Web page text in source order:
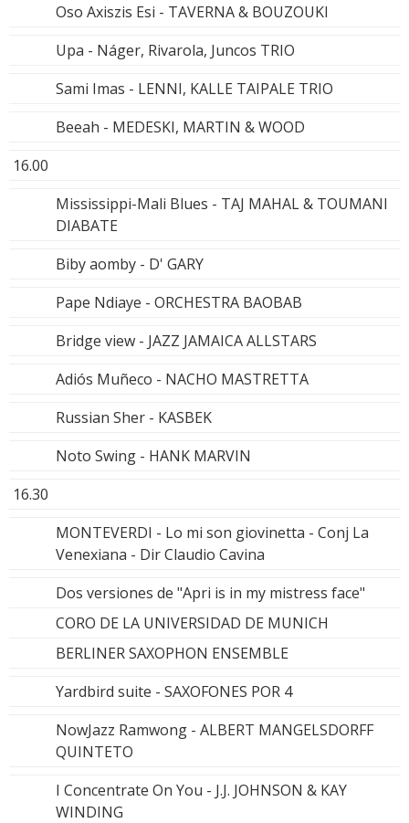
Oso Axiszis Esi - TAVERNA & BOUZOUKI
Upa - Náger, Rivarola, Juncos TRIO
Sami Imas - LENNI, KALLE TAIPALE TRIO
Beeah - MEDESKI, MARTIN & WOOD
16.00
Mississippi-Mali Blues - TAJ MAHAL & TOUMANI
DIABATE
Biby aomby - D' GARY
Pape Ndiaye - ORCHESTRA BAOBAB
Bridge view - JAZZ JAMAICA ALLSTARS
Adiós Muñeco - NACHO MASTRETTA
Russian Sher - KASBEK
Noto Swing - HANK MARVIN
16.30
MONTEVERDI - Lo mi son giovinetta - Conj La
Venexiana - Dir Claudio Cavina
Dos versiones de "Apri is in my mistress face"
CORO DE LA UNIVERSIDAD DE MUNICH
BERLINER SAXOPHON ENSEMBLE
Yardbird suite - SAXOFONES POR 4
NowJazz Ramwong - ALBERT MANGELSDORFF
QUINTETO
I Concentrate On You - J.J. JOHNSON & KAY
WINDING